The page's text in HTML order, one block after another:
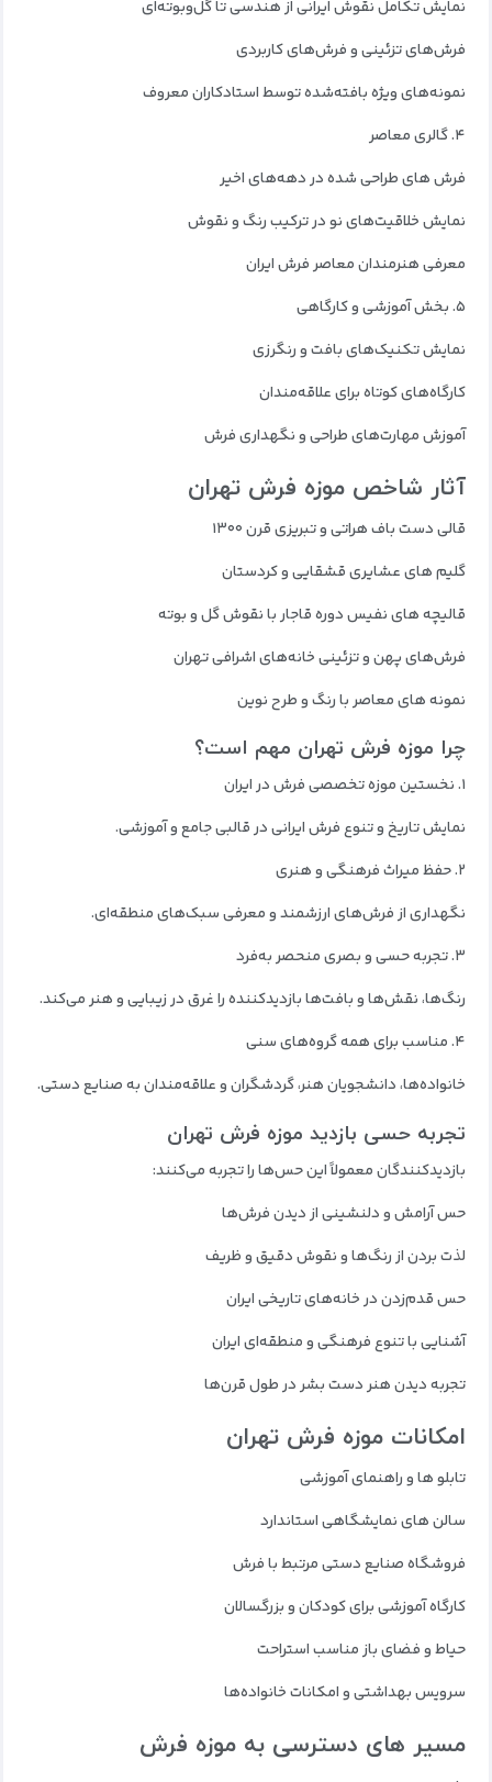
نمایش تکامل نقوش ایرانی از هندسی تا گل‌وبوته‌ای
فرش‌های تزئینی و فرش‌های کاربردی
نمونه‌های ویژه بافته‌شده توسط استادکاران معروف
۴. گالری معاصر
فرش‌ های طراحی‌ شده در دهه‌های اخیر
نمایش خلاقیت‌های نو در ترکیب رنگ و نقوش
معرفی هنرمندان معاصر فرش ایران
۵. بخش آموزشی و کارگاهی
نمایش تکنیک‌های بافت و رنگرزی
کارگاه‌های کوتاه برای علاقه‌مندان
آموزش مهارت‌های طراحی و نگهداری فرش
آثار شاخص موزه فرش تهران
قالی دست‌ باف هراتی و تبریزی قرن ۱۳۰۰
گلیم‌ های عشایری قشقایی و کردستان
قالیچه‌ های نفیس دوره قاجار با نقوش گل و بوته
فرش‌های پهن و تزئینی خانه‌های اشرافی تهران
نمونه‌ های معاصر با رنگ و طرح نوین
چرا موزه فرش تهران مهم است؟
۱. نخستین موزه تخصصی فرش در ایران
نمایش تاریخ و تنوع فرش ایرانی در قالبی جامع و آموزشی.
۲. حفظ میراث فرهنگی و هنری
نگهداری از فرش‌های ارزشمند و معرفی سبک‌های منطقه‌ای.
۳. تجربه حسی و بصری منحصر به‌فرد
رنگ‌ها، نقش‌ها و بافت‌ها بازدیدکننده را غرق در زیبایی و هنر می‌کند.
۴. مناسب برای همه گروه‌های سنی
خانواده‌ها، دانشجویان هنر، گردشگران و علاقه‌مندان به صنایع دستی.
تجربه حسی بازدید موزه فرش تهران
بازدیدکنندگان معمولاً این حس‌ها را تجربه می‌کنند:
حس آرامش و دلنشینی از دیدن فرش‌ها
لذت بردن از رنگ‌ها و نقوش دقیق و ظریف
حس قدم‌زدن در خانه‌های تاریخی ایران
آشنایی با تنوع فرهنگی و منطقه‌ای ایران
تجربه دیدن هنر دست بشر در طول قرن‌ها
امکانات موزه فرش تهران
تابلو ها و راهنمای آموزشی
سالن‌ های نمایشگاهی استاندارد
فروشگاه صنایع‌ دستی مرتبط با فرش
کارگاه آموزشی برای کودکان و بزرگسالان
حیاط و فضای باز مناسب استراحت
سرویس بهداشتی و امکانات خانواده‌ها
مسیر های دسترسی به موزه فرش